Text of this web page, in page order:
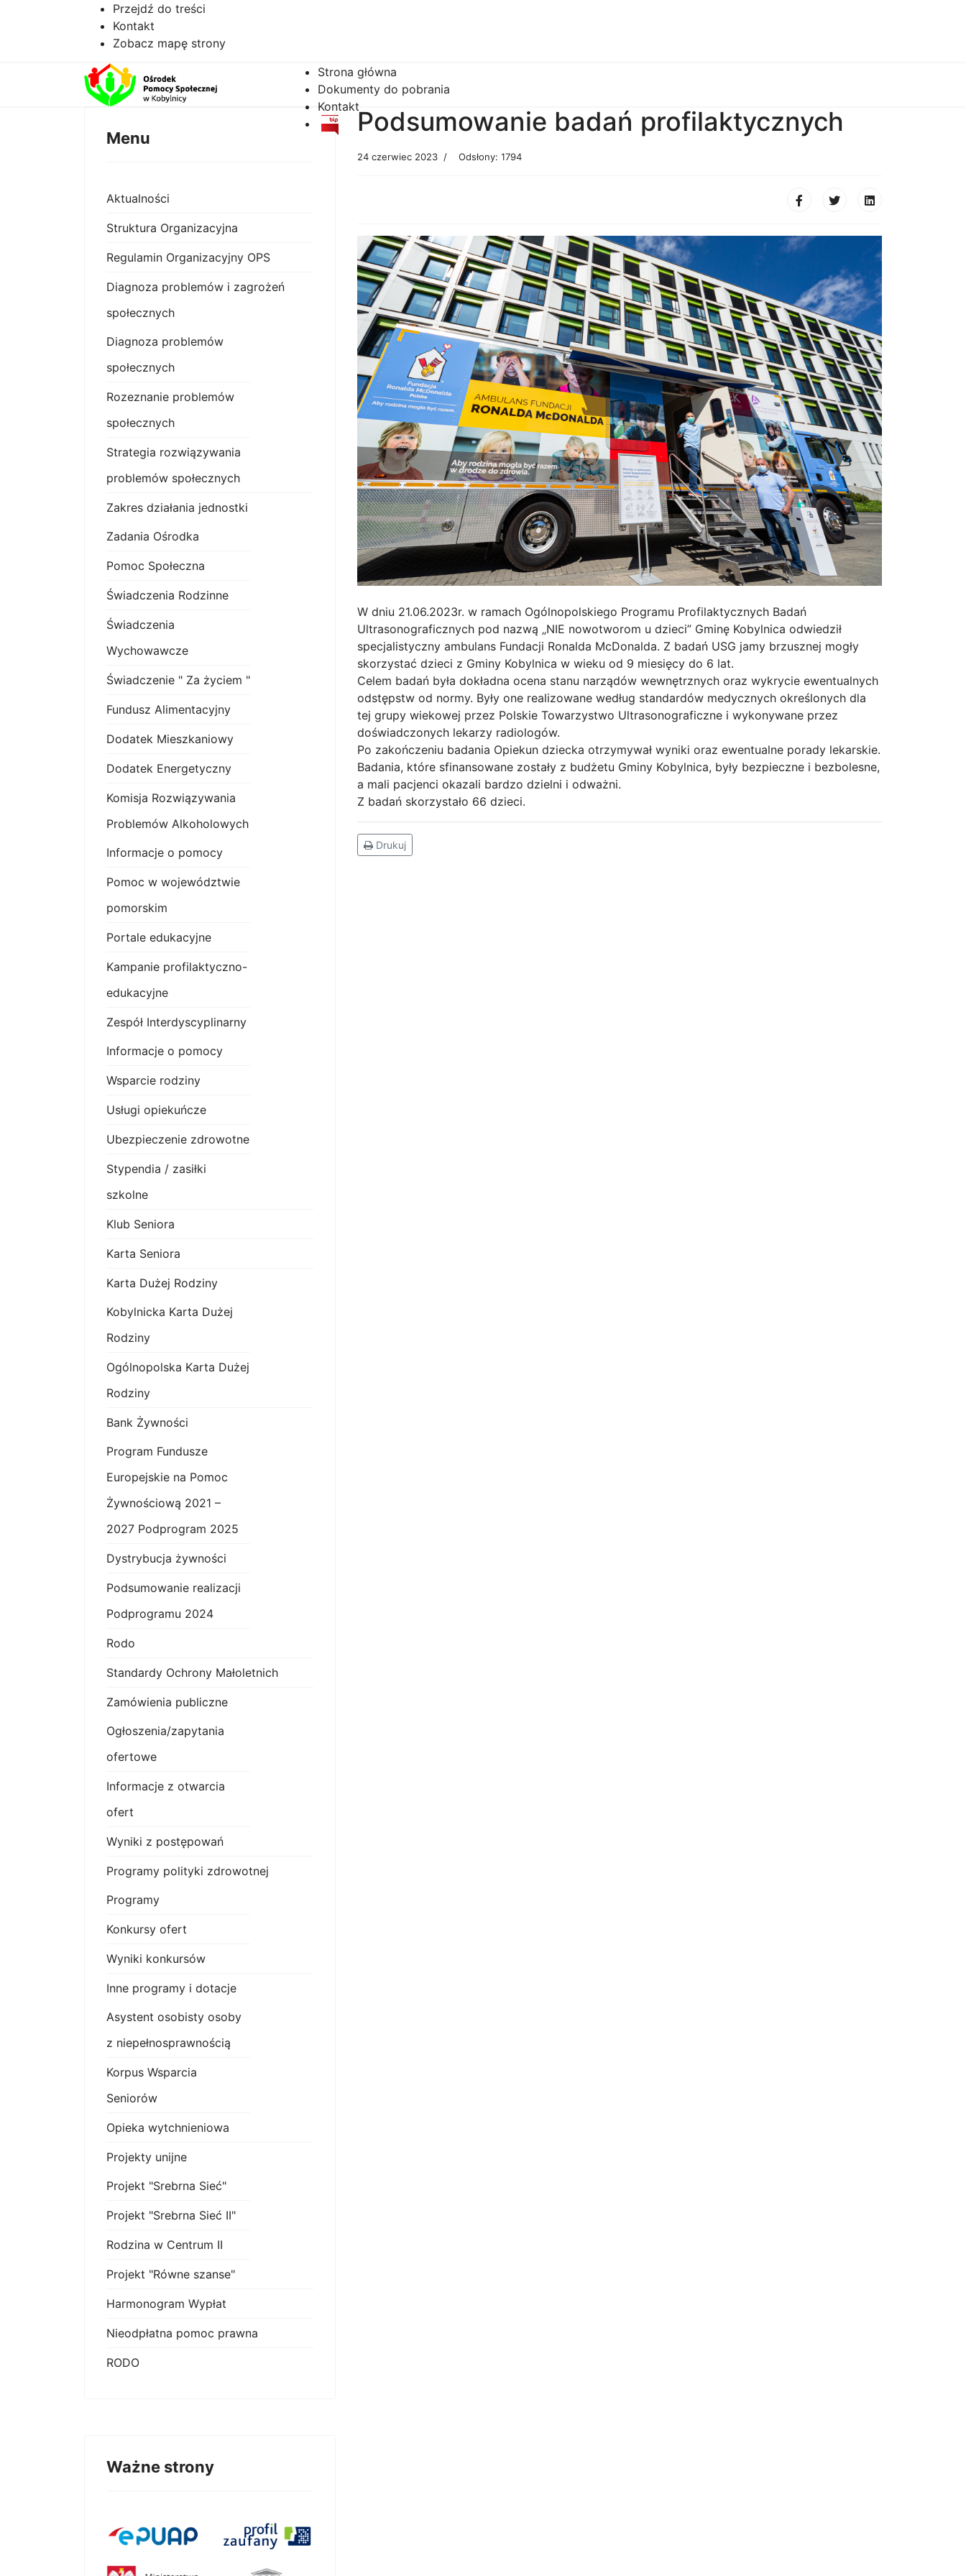
Przejdź do treści
Kontakt
Zobacz mapę strony
Strona główna
Dokumenty do pobrania
Kontakt
Menu
Aktualności
Struktura Organizacyjna
Regulamin Organizacyjny OPS
Diagnoza problemów i zagrożeń
społecznych
Diagnoza problemów
społecznych
Rozeznanie problemów
społecznych
Strategia rozwiązywania
problemów społecznych
Zakres działania jednostki
Zadania Ośrodka
Pomoc Społeczna
Świadczenia Rodzinne
Świadczenia
Wychowawcze
Świadczenie " Za życiem "
Fundusz Alimentacyjny
Dodatek Mieszkaniowy
Dodatek Energetyczny
Komisja Rozwiązywania
Problemów Alkoholowych
Informacje o pomocy
Pomoc w województwie
pomorskim
Portale edukacyjne
Kampanie profilaktyczno-
edukacyjne
Zespół Interdyscyplinarny
Informacje o pomocy
Wsparcie rodziny
Usługi opiekuńcze
Ubezpieczenie zdrowotne
Stypendia / zasiłki
szkolne
Klub Seniora
Karta Seniora
Karta Dużej Rodziny
Kobylnicka Karta Dużej
Rodziny
Ogólnopolska Karta Dużej
Rodziny
Bank Żywności
Program Fundusze
Europejskie na Pomoc
Żywnościową 2021 –
2027 Podprogram 2025
Dystrybucja żywności
Podsumowanie realizacji
Podprogramu 2024
Rodo
Standardy Ochrony Małoletnich
Zamówienia publiczne
Ogłoszenia/zapytania
ofertowe
Informacje z otwarcia
ofert
Wyniki z postępowań
Programy polityki zdrowotnej
Programy
Konkursy ofert
Wyniki konkursów
Inne programy i dotacje
Asystent osobisty osoby
z niepełnosprawnością
Korpus Wsparcia
Seniorów
Opieka wytchnieniowa
Projekty unijne
Projekt "Srebrna Sieć"
Projekt "Srebrna Sieć II"
Rodzina w Centrum II
Projekt "Równe szanse"
Harmonogram Wypłat
Nieodpłatna pomoc prawna
RODO
Ważne strony
Podsumowanie badań profilaktycznych
24 czerwiec 2023 Odsłony: 1794
W dniu 21.06.2023r. w ramach Ogólnopolskiego Programu Profilaktycznych Badań
Ultrasonograficznych pod nazwą „NIE nowotworom u dzieci” Gminę Kobylnica odwiedził
specjalistyczny ambulans Fundacji Ronalda McDonalda. Z badań USG jamy brzusznej mogły
skorzystać dzieci z Gminy Kobylnica w wieku od 9 miesięcy do 6 lat.
Celem badań była dokładna ocena stanu narządów wewnętrznych oraz wykrycie ewentualnych
odstępstw od normy. Były one realizowane według standardów medycznych określonych dla
tej grupy wiekowej przez Polskie Towarzystwo Ultrasonograficzne i wykonywane przez
doświadczonych lekarzy radiologów.
Po zakończeniu badania Opiekun dziecka otrzymywał wyniki oraz ewentualne porady lekarskie.
Badania, które sfinansowane zostały z budżetu Gminy Kobylnica, były bezpieczne i bezbolesne,
a mali pacjenci okazali bardzo dzielni i odważni.
Z badań skorzystało 66 dzieci.
Drukuj